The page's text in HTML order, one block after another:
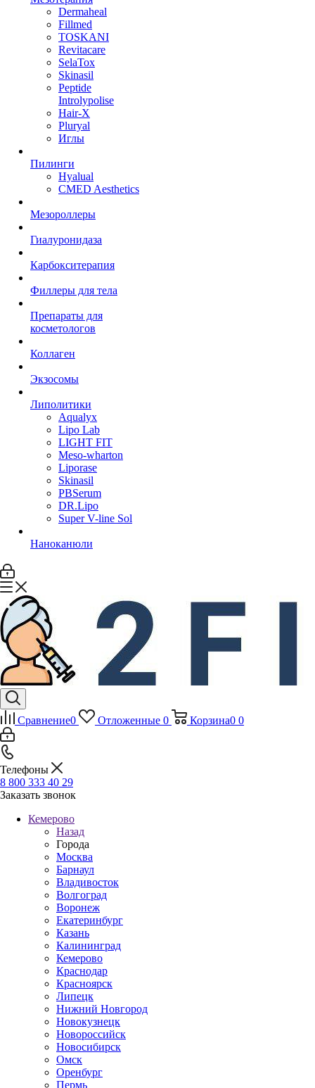
Dermaheal
Fillmed
TOSKANI
Revitacare
SelaTox
Skinasil
Peptide
Introlypolise
Hair-X
Pluryal
Иглы
Пилинги
Hyalual
CMED Aesthetics
Мезороллеры
Гиалуронидаза
Карбокситерапия
Филлеры для тела
Препараты для
косметологов
Коллаген
Экзосомы
Липолитики
Aqualyx
Lipo Lab
LIGHT FIT
Meso-wharton
Liporase
Skinasil
PBSerum
DR.Lipo
Super V-line Sol
Наноканюли
Сравнение0 Отложенные 0 Корзина0 0
Телефоны
8 800 333 40 29
Заказать звонок
Кемерово
Назад
Города
Москва
Барнаул
Владивосток
Волгоград
Воронеж
Екатеринбург
Казань
Калининград
Кемерово
Краснодар
Красноярск
Липецк
Нижний Новгород
Новокузнецк
Новороссийск
Новосибирск
Омск
Оренбург
Пермь